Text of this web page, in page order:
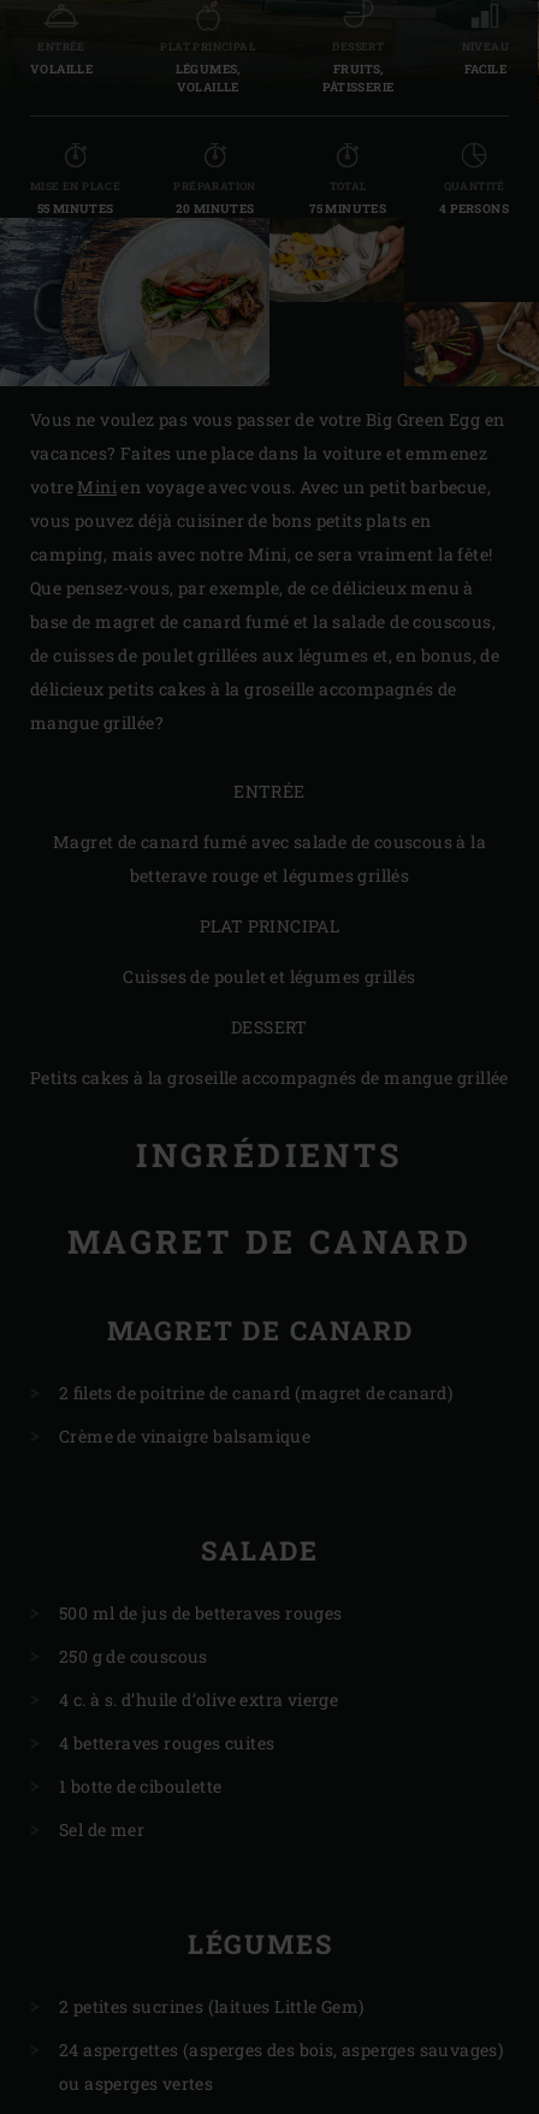
ENTRÉE
VOLAILLE
PLAT PRINCIPAL
LÉGUMES,
VOLAILLE
DESSERT
FRUITS,
PÂTISSERIE
NIVEAU
FACILE
MISE EN PLACE
55 MINUTES
PRÉPARATION
20 MINUTES
TOTAL
75 MINUTES
QUANTITÉ
4 PERSONS
Vous ne voulez pas vous passer de votre Big Green Egg en
vacances? Faites une place dans la voiture et emmenez
votre Mini en voyage avec vous. Avec un petit barbecue,
vous pouvez déjà cuisiner de bons petits plats en
camping, mais avec notre Mini, ce sera vraiment la fête!
Que pensez-vous, par exemple, de ce délicieux menu à
base de magret de canard fumé et la salade de couscous,
de cuisses de poulet grillées aux légumes et, en bonus, de
délicieux petits cakes à la groseille accompagnés de
mangue grillée?
ENTRÉE
Magret de canard fumé avec salade de couscous à la
betterave rouge et légumes grillés
PLAT PRINCIPAL
Cuisses de poulet et légumes grillés
DESSERT
Petits cakes à la groseille accompagnés de mangue grillée
INGRÉDIENTS
MAGRET DE CANARD
MAGRET DE CANARD
2 filets de poitrine de canard (magret de canard)
Crème de vinaigre balsamique
SALADE
500 ml de jus de betteraves rouges
250 g de couscous
4 c. à s. d’huile d’olive extra vierge
4 betteraves rouges cuites
1 botte de ciboulette
Sel de mer
LÉGUMES
2 petites sucrines (laitues Little Gem)
24 aspergettes (asperges des bois, asperges sauvages)
ou asperges vertes